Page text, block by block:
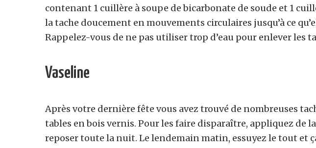
contenant 1 cuillère à soupe de bicarbonate de soude et 1
la tache doucement en mouvements circulaires jusqu’à ce
Rappelez-vous de ne pas utiliser trop d’eau pour enlever les
Vaseline
Après votre dernière fête vous avez trouvé de nombreuses
tables en bois vernis. Pour les faire disparaître, appliquez de
reposer toute la nuit. Le lendemain matin, essuyez le tout et